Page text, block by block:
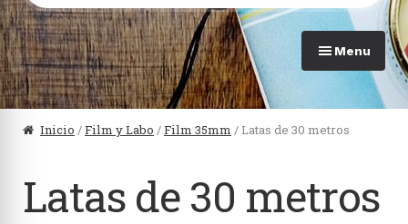
Menu
Inicio /Film y Labo /Film 35mm / Latas de 30 metros
Latas de 30 metros
Ver todo en Cámaras
Formato 35mm